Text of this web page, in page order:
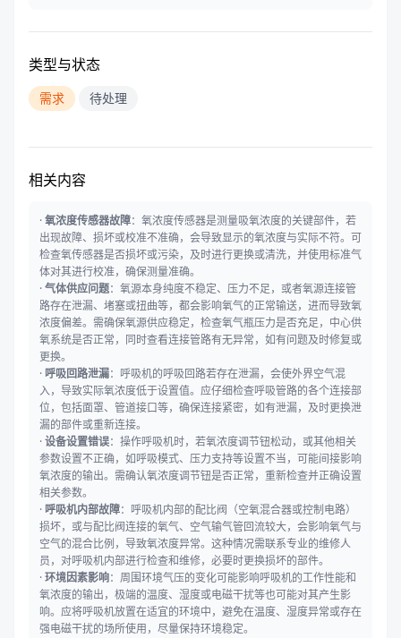
类型与状态
需求 待处理
相关内容
·氧浓度传感器故障：氧浓度传感器是测量吸氧浓度的关键部件，若
出现故障、损坏或校准不准确，会导致显示的氧浓度与实际不符。可
检查氧传感器是否损坏或污染，及时进行更换或清洗，并使用标准气
体对其进行校准，确保测量准确。
·气体供应问题：氧源本身纯度不稳定、压力不足，或者氧源连接管
路存在泄漏、堵塞或扭曲等，都会影响氧气的正常输送，进而导致氧
浓度偏差。需确保氧源供应稳定，检查氧气瓶压力是否充足，中心供
氧系统是否正常，同时查看连接管路有无异常，如有问题及时修复或
更换。
· 呼吸回路泄漏：呼吸机的呼吸回路若存在泄漏，会使外界空气混
入，导致实际氧浓度低于设置值。应仔细检查呼吸管路的各个连接部
位，包括面罩、管道接口等，确保连接紧密，如有泄漏，及时更换泄
漏的部件或重新连接。
·设备设置错误：操作呼吸机时，若氧浓度调节钮松动，或其他相关
参数设置不正确，如呼吸模式、压力支持等设置不当，可能间接影响
氧浓度的输出。需确认氧浓度调节钮是否正常，重新检查并正确设置
相关参数。
· 呼吸机内部故障：呼吸机内部的配比阀（空氧混合器或控制电路）
损坏，或与配比阀连接的氧气、空气输气管回流较大，会影响氧气与
空气的混合比例，导致氧浓度异常。这种情况需联系专业的维修人
员，对呼吸机内部进行检查和维修，必要时更换损坏的部件。
·环境因素影响：周围环境气压的变化可能影响呼吸机的工作性能和
氧浓度的输出，极端的温度、湿度或电磁干扰等也可能对其产生影
响。应将呼吸机放置在适宜的环境中，避免在温度、湿度异常或存在
强电磁干扰的场所使用，尽量保持环境稳定。